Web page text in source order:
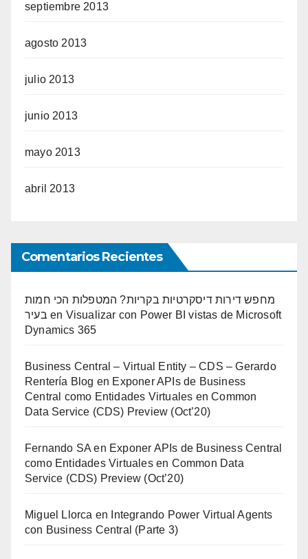
septiembre 2013
agosto 2013
julio 2013
junio 2013
mayo 2013
abril 2013
Comentarios Recientes
מחפש דירות דיסקרטיות בקריות? המטפלות הכי חמות
בעיר en Visualizar con Power BI vistas de Microsoft
Dynamics 365
Business Central – Virtual Entity – CDS – Gerardo
Rentería Blog en Exponer APIs de Business
Central como Entidades Virtuales en Common
Data Service (CDS) Preview (Oct’20)
Fernando SA en Exponer APIs de Business Central
como Entidades Virtuales en Common Data
Service (CDS) Preview (Oct’20)
Miguel Llorca en
Integrando Power Virtual Agents
con Business Central (Parte 3)